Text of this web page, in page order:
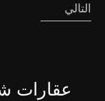
التالي
عقارات